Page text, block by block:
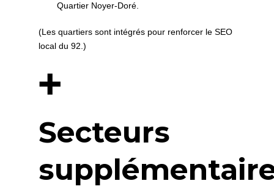
Quartier Noyer-Doré.
(Les quartiers sont intégrés pour renforcer le SEO
local du 92.)
➕
Secteurs